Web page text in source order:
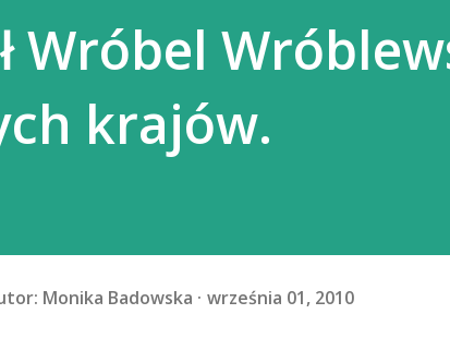
Wróbel
krajów.
Monika Badowska września 01, 2010